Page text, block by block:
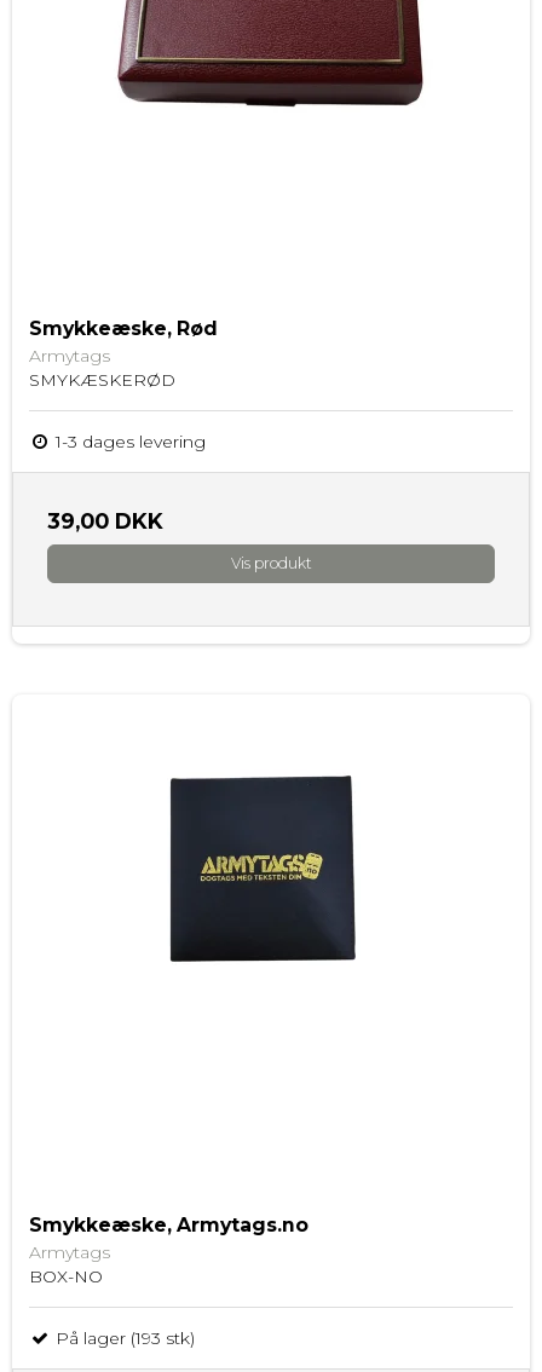
Smykkeæske, Rød
Armytags
SMYKÆSKERØD
1-3 dages levering
39,00 DKK
Vis produkt
Smykkeæske, Armytags.no
Armytags
BOX-NO
På lager (193 stk)